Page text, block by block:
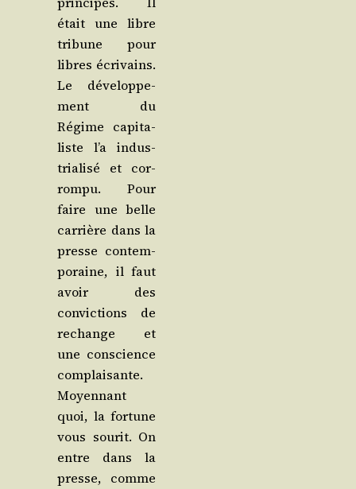
était une libre
tri­bune pour
libres écri­vains.
Le déve­lop­pe­
ment du
Régime capi­ta­
liste l’a indus­
tria­li­sé et cor­
rom­pu. Pour
faire une belle
car­rière dans la
presse contem­
po­raine, il faut
avoir des
convic­tions de
rechange et
une conscience
com­plai­sante.
Moyen­nant
quoi, la for­tune
vous sou­rit. On
entre dans la
presse, comme